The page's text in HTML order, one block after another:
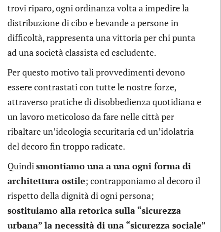
trovi riparo, ogni ordinanza volta a impedire la
distribuzione di cibo e bevande a persone in
difficoltà, rappresenta una vittoria per chi punta
ad una società classista ed escludente.
Per questo motivo tali provvedimenti devono
essere contrastati con tutte le nostre forze,
attraverso pratiche di disobbedienza quotidiana e
un lavoro meticoloso da fare nelle città per
ribaltare un’ideologia securitaria ed un’idolatria
del decoro fin troppo radicate.
Quindismontiamo una a una ogni forma di
architettura ostile; contrapponiamo al decoro il
rispetto della dignità di ogni persona;
sostituiamo alla retorica sulla “sicurezza
urbana” la necessità di una “sicurezza sociale”